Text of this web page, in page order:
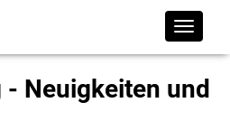
Neuigkeiten und